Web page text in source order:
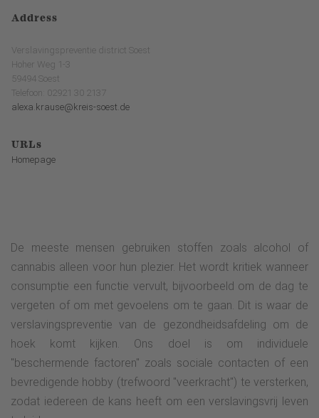
Address
Verslavingspreventie district Soest
Hoher Weg 1-3
59494 Soest
Telefoon: 02921 30 2137
alexa.krause@kreis-soest.de
URLs
Homepage
De meeste mensen gebruiken stoffen zoals alcohol of
cannabis alleen voor hun plezier. Het wordt kritiek wanneer
consumptie een functie vervult, bijvoorbeeld om de dag te
vergeten of om met gevoelens om te gaan. Dit is waar de
verslavingspreventie van de gezondheidsafdeling om de
hoek komt kijken. Ons doel is om individuele
"beschermende factoren" zoals sociale contacten of een
bevredigende hobby (trefwoord "veerkracht") te versterken,
zodat iedereen de kans heeft om een verslavingsvrij leven